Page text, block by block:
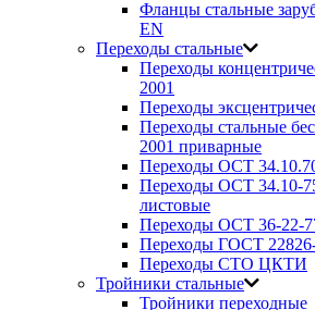
Фланцы стальные
EN
Переходы стальные
Переходы
2001
Переходы
Переходы стальные
2001 приварные
Переходы ОСТ
Переходы ОСТ 34.10-
листовые
Переходы ОСТ 36-22-
Переходы ГОСТ
Переходы СТО ЦКТИ
Тройники стальные
Тройники переходные